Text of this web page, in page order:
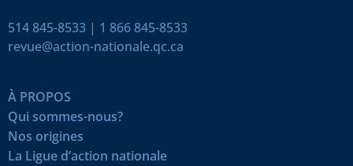
514 845-8533 | 1 866 845-8533
revue@action-nationale.qc.ca
À PROPOS
Qui sommes-nous?
Nos origines
La Ligue d’action nationale